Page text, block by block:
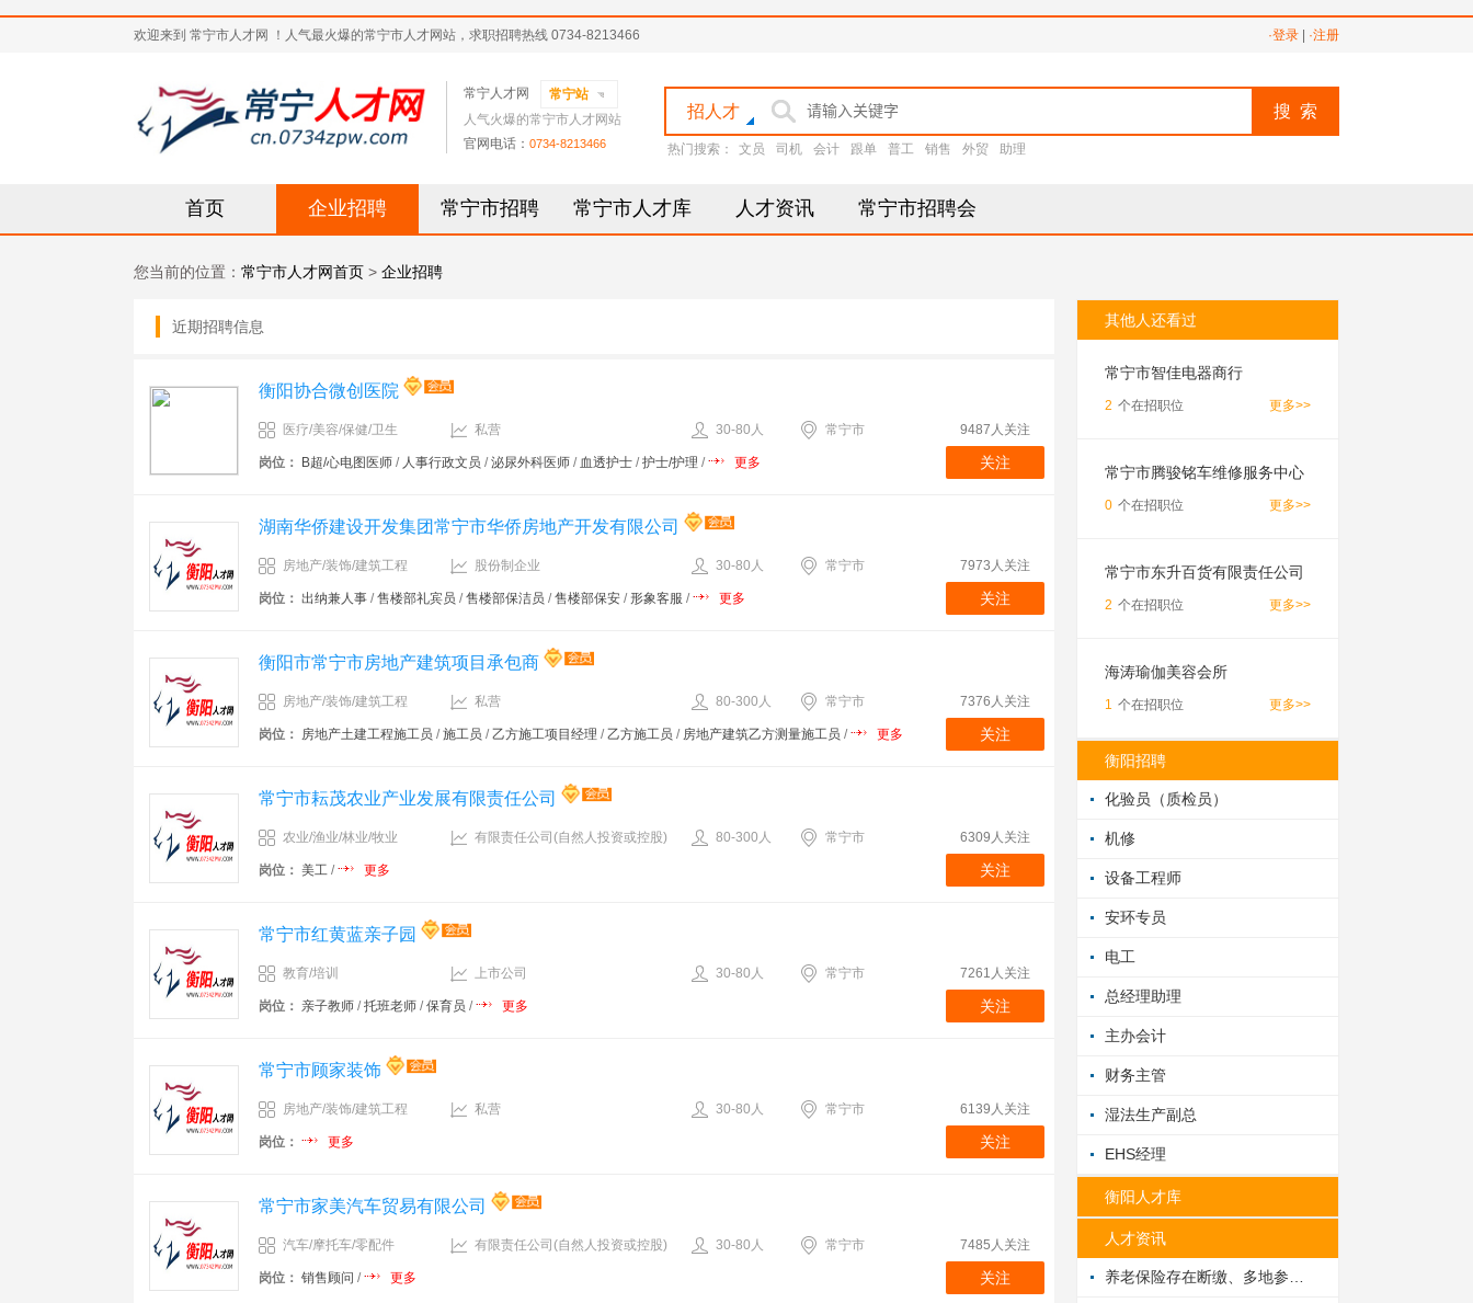
欢迎来到 常宁市人才网 ！人气最火爆的常宁市人才网站，求职招聘热线 0734-8213466 ·登录 ·注册
常宁人才网
常宁站
人气火爆的常宁市人才网站
官网电话： 0734-8213466
招人才 搜 索
热门搜索： 文员 司机 会计 跟单 普工 销售 外贸 助理
首页 企业招聘 常宁市招聘 常宁市人才库 人才资讯 常宁市招聘会
您当前的位置： 常宁市人才网首页 > 企业招聘
近期招聘信息
衡阳协合微创医院
医疗/美容/保健/卫生 私营 30-80人 常宁市
岗位： B超/心电图医师 / 人事行政文员 /泌尿外科医师 / 血透护士 /护士/护理 / 更多
9487人关注
关注
湖南华侨建设开发集团常宁市华侨房地产开发有限公司
房地产/装饰/建筑工程 股份制企业 30-80人 常宁市
岗位： 出纳兼人事 /售楼部礼宾员 /售楼部保洁员 /售楼部保安 /形象客服 / 更多
7973人关注
关注
衡阳市常宁市房地产建筑项目承包商
房地产/装饰/建筑工程 私营 80-300人 常宁市
岗位： 房地产土建工程施工员 /施工员 /乙方施工项目经理 /乙方施工员 / 房地产建筑乙方测量施工员 / 更多
7376人关注
关注
常宁市耘茂农业产业发展有限责任公司
农业/渔业/林业/牧业 有限责任公司(自然人投资或控股) 80-300人 常宁市
岗位： 美工 / 更多
6309人关注
关注
常宁市红黄蓝亲子园
教育/培训 上市公司 30-80人 常宁市
岗位： 亲子教师 /托班老师 /保育员 / 更多
7261人关注
关注
常宁市顾家装饰
房地产/装饰/建筑工程 私营 30-80人 常宁市
岗位： 更多
6139人关注
关注
常宁市家美汽车贸易有限公司
汽车/摩托车/零配件 有限责任公司(自然人投资或控股) 30-80人 常宁市
岗位： 销售顾问 / 更多
7485人关注
关注
其他人还看过
常宁市智佳电器商行
2 个在招职位 更多>>
常宁市腾骏铭车维修服务中心
0 个在招职位 更多>>
常宁市东升百货有限责任公司
2 个在招职位 更多>>
海涛瑜伽美容会所
1 个在招职位 更多>>
衡阳招聘
化验员（质检员）
机修
设备工程师
安环专员
电工
总经理助理
主办会计
财务主管
湿法生产副总
EHS经理
衡阳人才库
人才资讯